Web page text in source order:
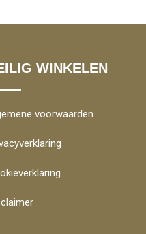
WINKELEN
voorwaarden